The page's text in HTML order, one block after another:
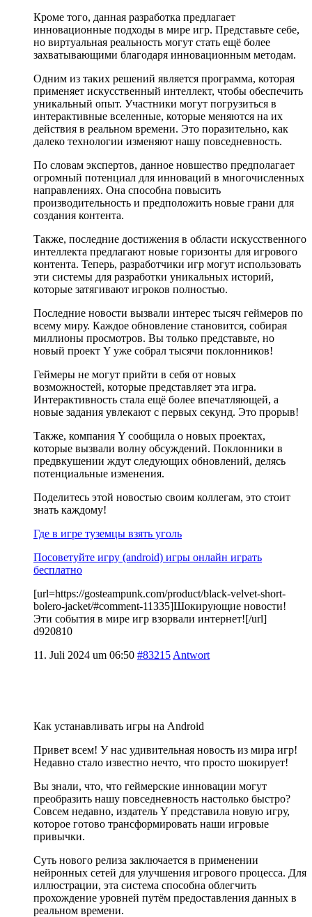
Кроме того, данная разработка предлагает
инновационные подходы в мире игр. Представьте себе,
но виртуальная реальность могут стать ещё более
захватывающими благодаря инновационным методам.
Одним из таких решений является программа, которая
применяет искусственный интеллект, чтобы обеспечить
уникальный опыт. Участники могут погрузиться в
интерактивные вселенные, которые меняются на их
действия в реальном времени. Это поразительно, как
далеко технологии изменяют нашу повседневность.
По словам экспертов, данное новшество предполагает
огромный потенциал для инноваций в многочисленных
направлениях. Она способна повысить
производительность и предположить новые грани для
создания контента.
Также, последние достижения в области искусственного
интеллекта предлагают новые горизонты для игрового
контента. Теперь, разработчики игр могут использовать
эти системы для разработки уникальных историй,
которые затягивают игроков полностью.
Последние новости вызвали интерес тысяч геймеров по
всему миру. Каждое обновление становится, собирая
миллионы просмотров. Вы только представьте, но
новый проект Y уже собрал тысячи поклонников!
Геймеры не могут прийти в себя от новых
возможностей, которые представляет эта игра.
Интерактивность стала ещё более впечатляющей, а
новые задания увлекают с первых секунд. Это прорыв!
Также, компания Y сообщила о новых проектах,
которые вызвали волну обсуждений. Поклонники в
предвкушении ждут следующих обновлений, делясь
потенциальные изменения.
Поделитесь этой новостью своим коллегам, это стоит
знать каждому!
Где в игре туземцы взять уголь
Посоветуйте игру (android) игры онлайн играть
бесплатно
[url=https://gosteampunk.com/product/black-velvet-short-
bolero-jacket/#comment-11335]Шокирующие новости!
Эти события в мире игр взорвали интернет![/url]
d920810
11. Juli 2024 um 06:50 #83215 Antwort
Как устанавливать игры на Android
Привет всем! У нас удивительная новость из мира игр!
Недавно стало известно нечто, что просто шокирует!
Вы знали, что, что геймерские инновации могут
преобразить нашу повседневность настолько быстро?
Совсем недавно, издатель Y представила новую игру,
которое готово трансформировать наши игровые
привычки.
Суть нового релиза заключается в применении
нейронных сетей для улучшения игрового процесса. Для
иллюстрации, эта система способна облегчить
прохождение уровней путём предоставления данных в
реальном времени.